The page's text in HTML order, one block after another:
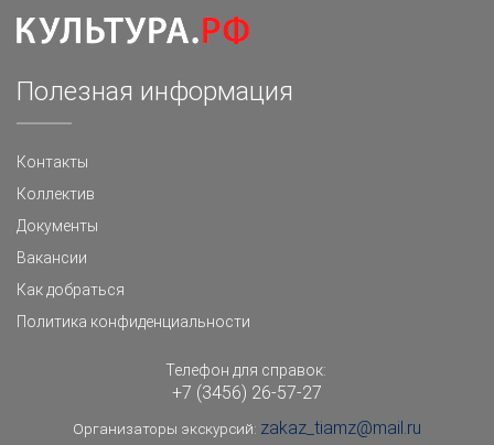
Полезная информация
Контакты
Коллектив
Документы
Вакансии
Как добраться
Политика конфиденциальности
Телефон для справок:
+7 (3456) 26-57-27
Организаторы экскурсий: zakaz_tiamz@mail.ru